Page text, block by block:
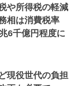
や所得税の軽減
相は消費税率
6千億円程度に
現役世代の負担